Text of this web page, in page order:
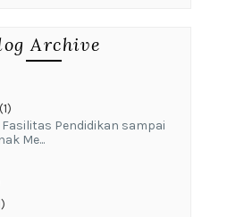
Archive
(1)
Pendidikan sampai
Me...